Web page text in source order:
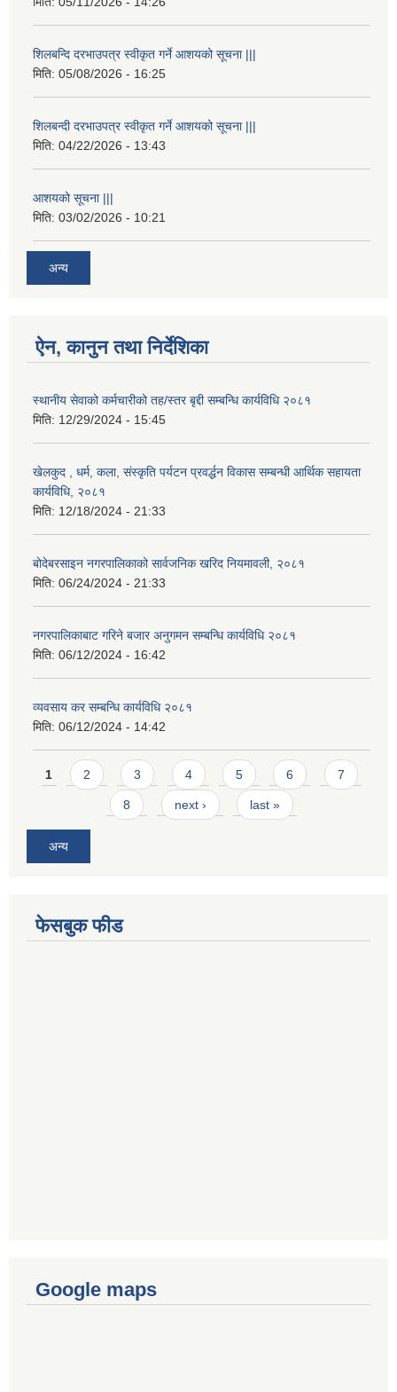
शिलबन्दि दरभाउपत्र स्वीकृत गर्ने आशयको सूचना |||
मिति: 05/08/2026 - 16:25
शिलबन्दी दरभाउपत्र स्वीकृत गर्ने आशयको सूचना |||
मिति: 04/22/2026 - 13:43
आशयको सूचना |||
मिति: 03/02/2026 - 10:21
अन्य
ऐन, कानुन तथा निर्देशिका
स्थानीय सेवाको कर्मचारीको तह/स्तर बृद्दी सम्बन्धि कार्यविधि २०८१
मिति: 12/29/2024 - 15:45
खेलकुद , धर्म, कला, संस्कृति पर्यटन प्रवर्द्धन विकास सम्बन्धी आर्थिक सहायता
कार्यविधि, २०८१
मिति: 12/18/2024 - 21:33
बोदेबरसाइन नगरपालिकाको सार्वजनिक खरिद नियमावली, २०८१
मिति: 06/24/2024 - 21:33
नगरपालिकाबाट गरिने बजार अनुगमन सम्बन्धि कार्यविधि २०८१
मिति: 06/12/2024 - 16:42
व्यवसाय कर सम्बन्धि कार्यविधि २०८१
मिति: 06/12/2024 - 14:42
Pages
1 2 3 4 5 6 7
8 next › last »
अन्य
फेसबुक फीड
Google maps